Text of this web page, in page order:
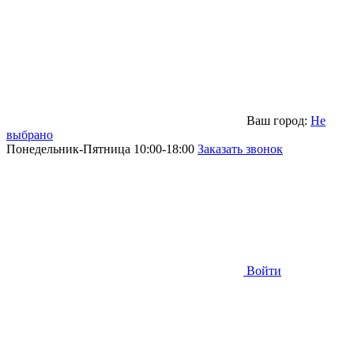
Ваш город: Не
выбрано
Понедельник-Пятница 10:00-18:00 Заказать звонок
Войти